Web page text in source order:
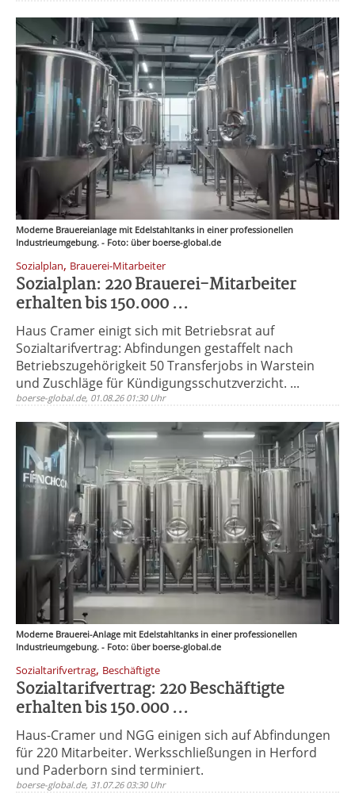
Moderne Brauereianlage mit Edelstahltanks in einer professionellen
Industrieumgebung. - Foto: über boerse-global.de
Sozialplan, Brauerei-Mitarbeiter
Sozialplan: 220 Brauerei-Mitarbeiter
erhalten bis 150.000 ...
Haus Cramer einigt sich mit Betriebsrat auf
Sozialtarifvertrag: Abfindungen gestaffelt nach
Betriebszugehörigkeit 50 Transferjobs in Warstein
und Zuschläge für Kündigungsschutzverzicht. ...
boerse-global.de, 01.08.26 01:30 Uhr
Moderne Brauerei-Anlage mit Edelstahltanks in einer professionellen
Industrieumgebung. - Foto: über boerse-global.de
Sozialtarifvertrag, Beschäftigte
Sozialtarifvertrag: 220 Beschäftigte
erhalten bis 150.000 ...
Haus-Cramer und NGG einigen sich auf Abfindungen
für 220 Mitarbeiter. Werksschließungen in Herford
und Paderborn sind terminiert.
boerse-global.de, 31.07.26 03:30 Uhr